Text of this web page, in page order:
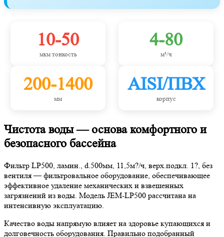
10-50
мкм тонкость
4-80
м³/ч
200-1400
мм
AISI/ПВХ
корпус
Чистота воды — основа комфортного и
безопасного бассейна
Фильтр LP500, ламин., d.500мм, 11,5м?/ч, верх.подкл. 1?, без
вентиля — фильтровальное оборудование, обеспечивающее
эффективное удаление механических и взвешенных
загрязнений из воды. Модель JEM-LP500 рассчитана на
интенсивную эксплуатацию.
Качество воды напрямую влияет на здоровье купающихся и
долговечность оборудования. Правильно подобранный